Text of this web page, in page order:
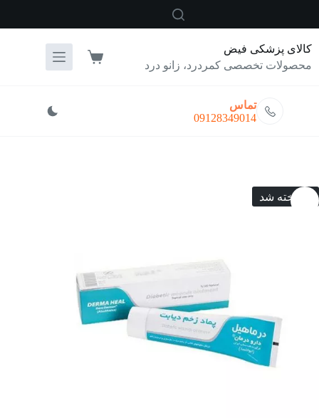
کالای پزشکی فیض
محصولات تخصصی کمردرد، زانو درد
سبد
تماس
09128349014
فروخته شد